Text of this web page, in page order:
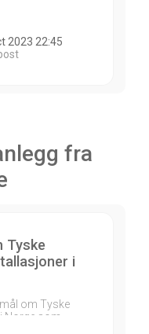
2023 22:45
fra
Tyske
i
om Tyske
Norge som…